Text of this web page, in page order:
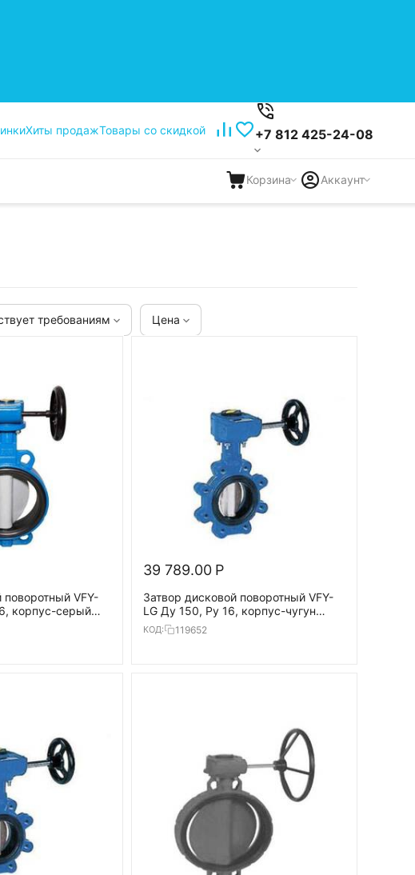
Хиты продажТовары со скидкой +7 812 425-24-08
Корзина Аккаунт
требованиям Цена
поворотный VFY-
корпус-серый
чугун
39 789.00 Р
Затвор дисковой поворотный VFY-
LG Ду 150, Ру 16, корпус-чугун
(GG25), диск- нерж.сталь,
EPDM,T=130°С
КОД: 119652